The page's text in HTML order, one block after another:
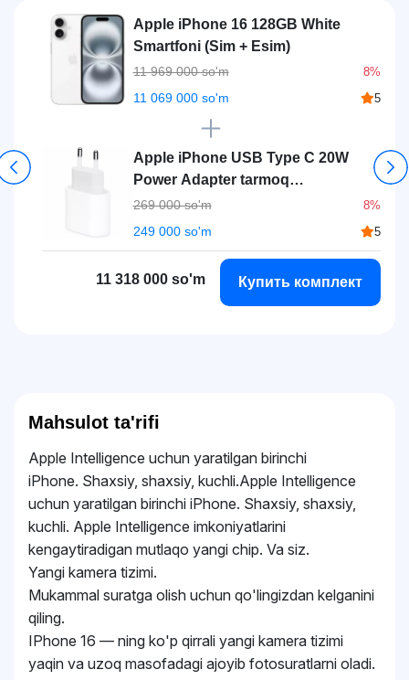
Apple iPhone 16 128GB White
Smartfoni (Sim + Esim)
11 969 000 so'm 8%
11 069 000 so'm 5
Apple iPhone USB Type C 20W
Power Adapter tarmoq
quvvatlagichi, White
269 000 so'm 8%
249 000 so'm 5
11 318 000 so'm Купить комплект
Mahsulot ta'rifi
Apple Intelligence uchun yaratilgan birinchi
iPhone. Shaxsiy, shaxsiy, kuchli.Apple Intelligence
uchun yaratilgan birinchi iPhone. Shaxsiy, shaxsiy,
kuchli. Apple Intelligence imkoniyatlarini
kengaytiradigan mutlaqo yangi chip. Va siz.
Yangi kamera tizimi.
Mukammal suratga olish uchun qo'lingizdan kelganini
qiling.
IPhone 16 — ning ko'p qirrali yangi kamera tizimi
yaqin va uzoq masofadagi ajoyib fotosuratlarni oladi.